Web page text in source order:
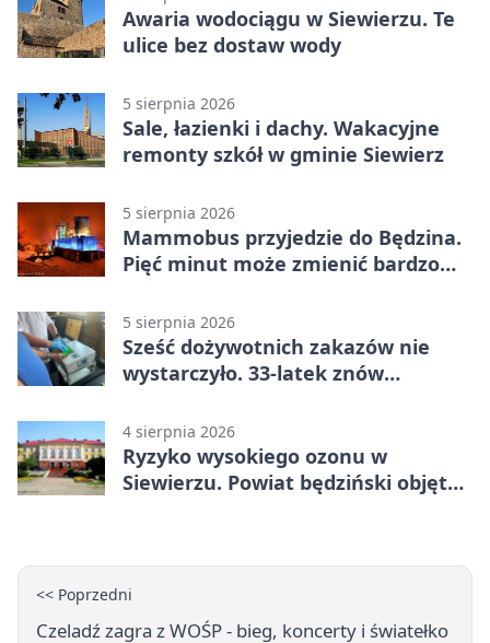
Awaria wodociągu w Siewierzu. Te
ulice bez dostaw wody
5 sierpnia 2026
Sale, łazienki i dachy. Wakacyjne
remonty szkół w gminie Siewierz
5 sierpnia 2026
Mammobus przyjedzie do Będzina.
Pięć minut może zmienić bardzo
5 sierpnia 2026
Sześć dożywotnich zakazów nie
wystarczyło. 33-latek znów
4 sierpnia 2026
Ryzyko wysokiego ozonu w
Siewierzu. Powiat będziński objęty
<< Poprzedni
Czeladź zagra z WOŚP - bieg, koncerty i światełko